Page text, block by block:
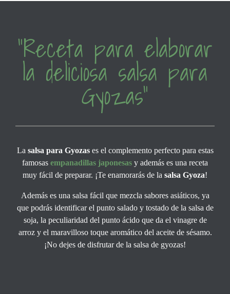
“Receta para elaborar
la deliciosa salsa para
Gyozas”
La salsa para Gyozases el complemento perfecto para estas
famosas empanadillas japonesas y además es una receta
muy fácil de preparar. ¡Te enamorarás de la salsa Gyoza!
Además es una salsa fácil que mezcla sabores asiáticos, ya
que podrás identificar el punto salado y tostado de la salsa de
soja, la peculiaridad del punto ácido que da el vinagre de
arroz y el maravilloso toque aromático del aceite de sésamo.
¡No dejes de disfrutar de la salsa de gyozas!